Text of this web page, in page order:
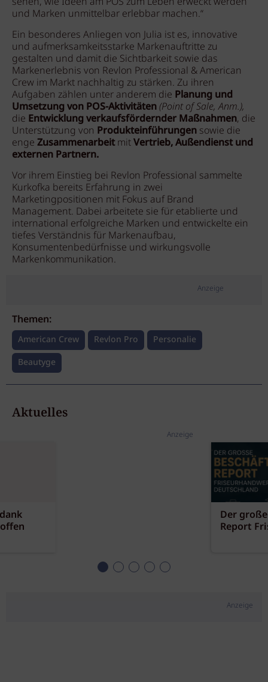
und Marken unmittelbar erlebbar machen.“
Ein besonderes Anliegen von Julia ist es, innovative
und aufmerksamkeitsstarke Markenauftritte zu
gestalten und damit die Sichtbarkeit sowie das
Markenerlebnis von Revlon Professional & American
Crew im Markt nachhaltig zu stärken. Zu ihren
Aufgaben zählen unter anderem die Planung und
Umsetzung von POS-Aktivitäten(Point of Sale, Anm.),
die Entwicklung verkaufsfördernder Maßnahmen, die
Unterstützung von Produkteinführungen sowie die
enge ZusammenarbeitmitVertrieb, Außendienst und
externen Partnern.
Vor ihrem Einstieg bei Revlon Professional sammelte
Kurkofka bereits Erfahrung in zwei
Marketingpositionen mit Fokus auf Brand
Management. Dabei arbeitete sie für etablierte und
international erfolgreiche Marken und entwickelte ein
tiefes Verständnis für Markenaufbau,
Konsumentenbedürfnisse und wirkungsvolle
Markenkommunikation.
Anzeige
Themen:
American Crew Revlon Pro
Personalie
Beautyge
Aktuelles
Anzeige
Der
Report
Anzeige